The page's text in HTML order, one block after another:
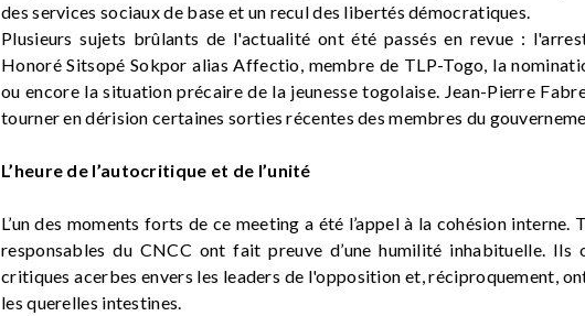
des services sociaux de base et un recul des libertés démocratiques.
Plusieurs sujets brûlants de l'actualité ont été passés en revue :
Honoré Sitsopé Sokpor alias Affectio, membre de TLP-Togo, la
ou encore la situation précaire de la jeunesse togolaise. Jean-Pierre
tourner en dérision certaines sorties récentes des membres du
L’heure de l’autocritique et de l’unité
L’un des moments forts de ce meeting a été l’appel à la cohésion interne.
responsables du CNCC ont fait preuve d’une humilité inhabituelle.
critiques acerbes envers les leaders de l'opposition et, réciproquement,
les querelles intestines.